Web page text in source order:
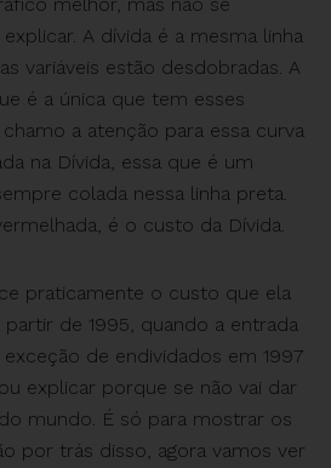
A dívida é a mesma linha
variáveis estão desdobradas. A
é a única que tem esses
a atenção para essa curva
na Dívida, essa que é um
colada nessa linha preta.
é o custo da Dívida.
praticamente o custo que ela
de 1995, quando a entrada
de endividados em 1997
explicar porque se não vai dar
mundo. É só para mostrar os
por trás disso, agora vamos ver